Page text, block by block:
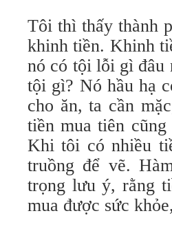
Tôi thì thấy thành
khinh tiền. Khinh
nó có tội lỗi gì đâu
tội gì? Nó hầu hạ
cho ăn, ta cần
tiền mua tiên
Khi tôi có nhiều
truồng để vẽ.
trọng lưu ý, rằng
mua được sức